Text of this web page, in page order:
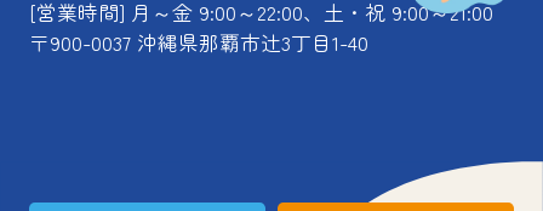
[営業時間] 月～金 9:00～22:00、土・祝 9:00～21:00
〒900-0037 沖縄県那覇市辻3丁目1-40